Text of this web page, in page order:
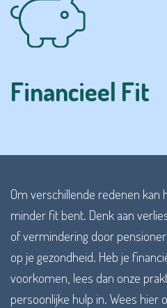
Financieel Fit
Om verschillende redenen kan
minder fit bent. Denk aan
of vermindering door
op je gezondheid. Heb je
voorkomen, lees dan onze
persoonlijke hulp in. Wees hier